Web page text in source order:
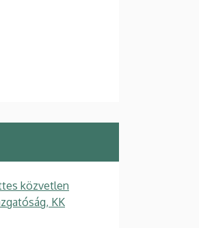
közvetlen
KK